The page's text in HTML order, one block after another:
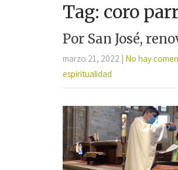
Tag: coro
Por San José,
marzo 21, 2022 No hay
espiritualidad